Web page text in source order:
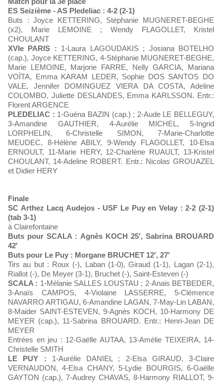
ES Seizième - AS Pledeliac : 4-2 (2-1)
Buts : Joyce KETTERING, Stéphanie MUGNERET-BEGHE
(x2), Marie LEMOINE ; Wendy FLAGOLLET, Kristel
CHOULANT
XVIe PARIS : 1-Laura LAGOUDAKIS ; Josiana BOTELHO
(cap.), Joyce KETTERING, 4-Stéphanie MUGNERET-BEGHE,
Marie LEMOINE, Marjorie FARRE, Nelly GARCIA, Mariana
VOÏTA, Emma KARAM LEDER, Sophie DOS SANTOS DO
VALE, Jennifer DOMINGUEZ VIERA DA COSTA, Adeline
COLOMBO, Juliette DESLANDES, Emma KARLSSON. Entr.:
Florent ARGENCE
PLEDELIAC : 1-Guéna BAZIN (cap.) ; 2-Aude LE BELLEGUY,
3-Amandine GAUTHIER, 4-Aurélie MICHEL, 5-Ingrid
LORPHELIN, 6-Christelle SIMON, 7-Marie-Charlotte
MEUDEC, 8-Hélène ABILY, 9-Wendy FLAGOLLET, 10-Elsa
ERNOULT, 11-Marie HERY, 12-Charlène RUAULT, 13-Kristel
CHOULANT, 14-Adeline ROBERT. Entr.: Nicolas GROUAZEL
et Didier HERY
Finale
SC Arthez Lacq Audejos - USF Le Puy en Velay : 2-2 (2-1)
(tab 3-1)
à Clairefontaine
Buts pour SCALA : Agnès KOCH 25', Sabrina BROUARD
42'
Buts pour Le Puy : Morgane BRUCHET 12', 27'
Tirs au but : Roux (-), Laban (1-0), Giraud (1-1), Lagan (2-1),
Riallot (-), De Meyer (3-1), Bruchet (-), Saint-Esteven (-)
SCALA : 1-Mélanie SALLES LOUSTAU ; 2-Anais BETBEDER,
3-Anaïs CAMPOS, 4-Violaine LASSERRE, 5-Clémence
NAVARRO ARTIGAU, 6-Amandine LAGAN, 7-May-Lin LABAN,
8-Maider SAINT-ESTEVEN, 9-Agnès KOCH, 10-Harmony DE
MEYER (cap.), 11-Sabrina BROUARD. Entr.: Henri-Jean DE
MEYER
Entrées en jeu : 12-Gaëlle AUTAA, 13-Amélie TEIXEIRA, 14-
Christelle SMITH
LE PUY : 1-Aurélie DANIEL ; 2-Elsa GIRAUD, 3-Claire
VERNAUDON, 4-Elsa CHANY, 5-Lydie BOURGIS, 6-Gaëlle
GAYTON (cap.), 7-Audrey CHAVAS, 8-Harmony RIALLOT, 9-